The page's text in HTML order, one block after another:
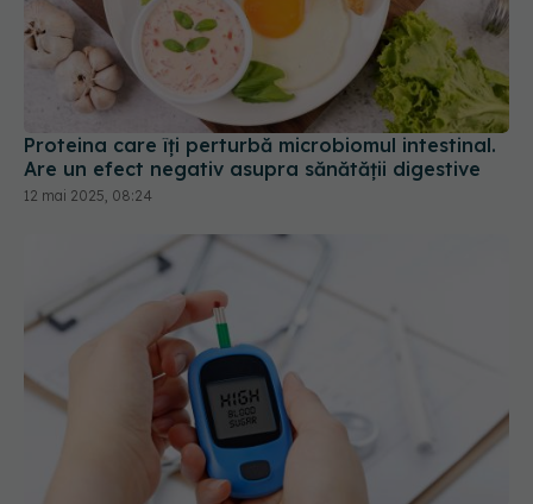
Proteina care îți perturbă microbiomul intestinal.
Are un efect negativ asupra sănătății digestive
12 mai 2025, 08:24